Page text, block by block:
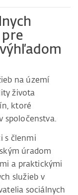
na území
života
ktoré
s členmi
úradom
a praktickými
služieb v
sociálnych